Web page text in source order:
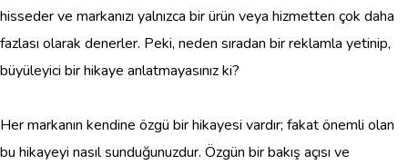
hisseder ve markanızı yalnızca bir ürün veya hizmetten çok daha
fazlası olarak denerler. Peki, neden sıradan bir reklamla yetinip,
büyüleyici bir hikaye anlatmayasınız ki?
Her markanın kendine özgü bir hikayesi vardır; fakat önemli olan
bu hikayeyi nasıl sunduğunuzdur. Özgün bir bakış açısı ve